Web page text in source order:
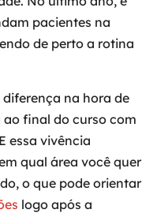
pacientes na
de perto a rotina
na hora de
final do curso com
essa vivência
qual área você quer
o que pode orientar
logo após a